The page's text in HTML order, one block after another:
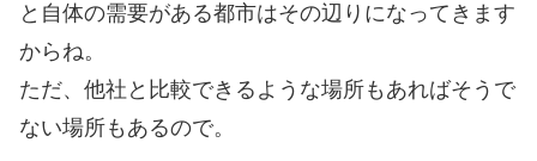
と自体の需要がある都市はその辺りになってきます
からね。
ただ、他社と比較できるような場所もあればそうで
ない場所もあるので。